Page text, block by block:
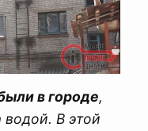
в городе,
водой. В этой